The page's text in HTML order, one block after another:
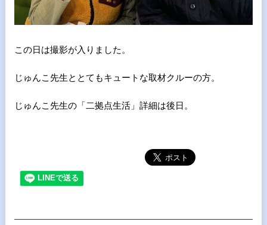
この日は撮影が入りました。
じゅんこ先生ととてもキュートな取材クルーの方。
じゅんこ先生の「二拠点生活」詳細は後日。